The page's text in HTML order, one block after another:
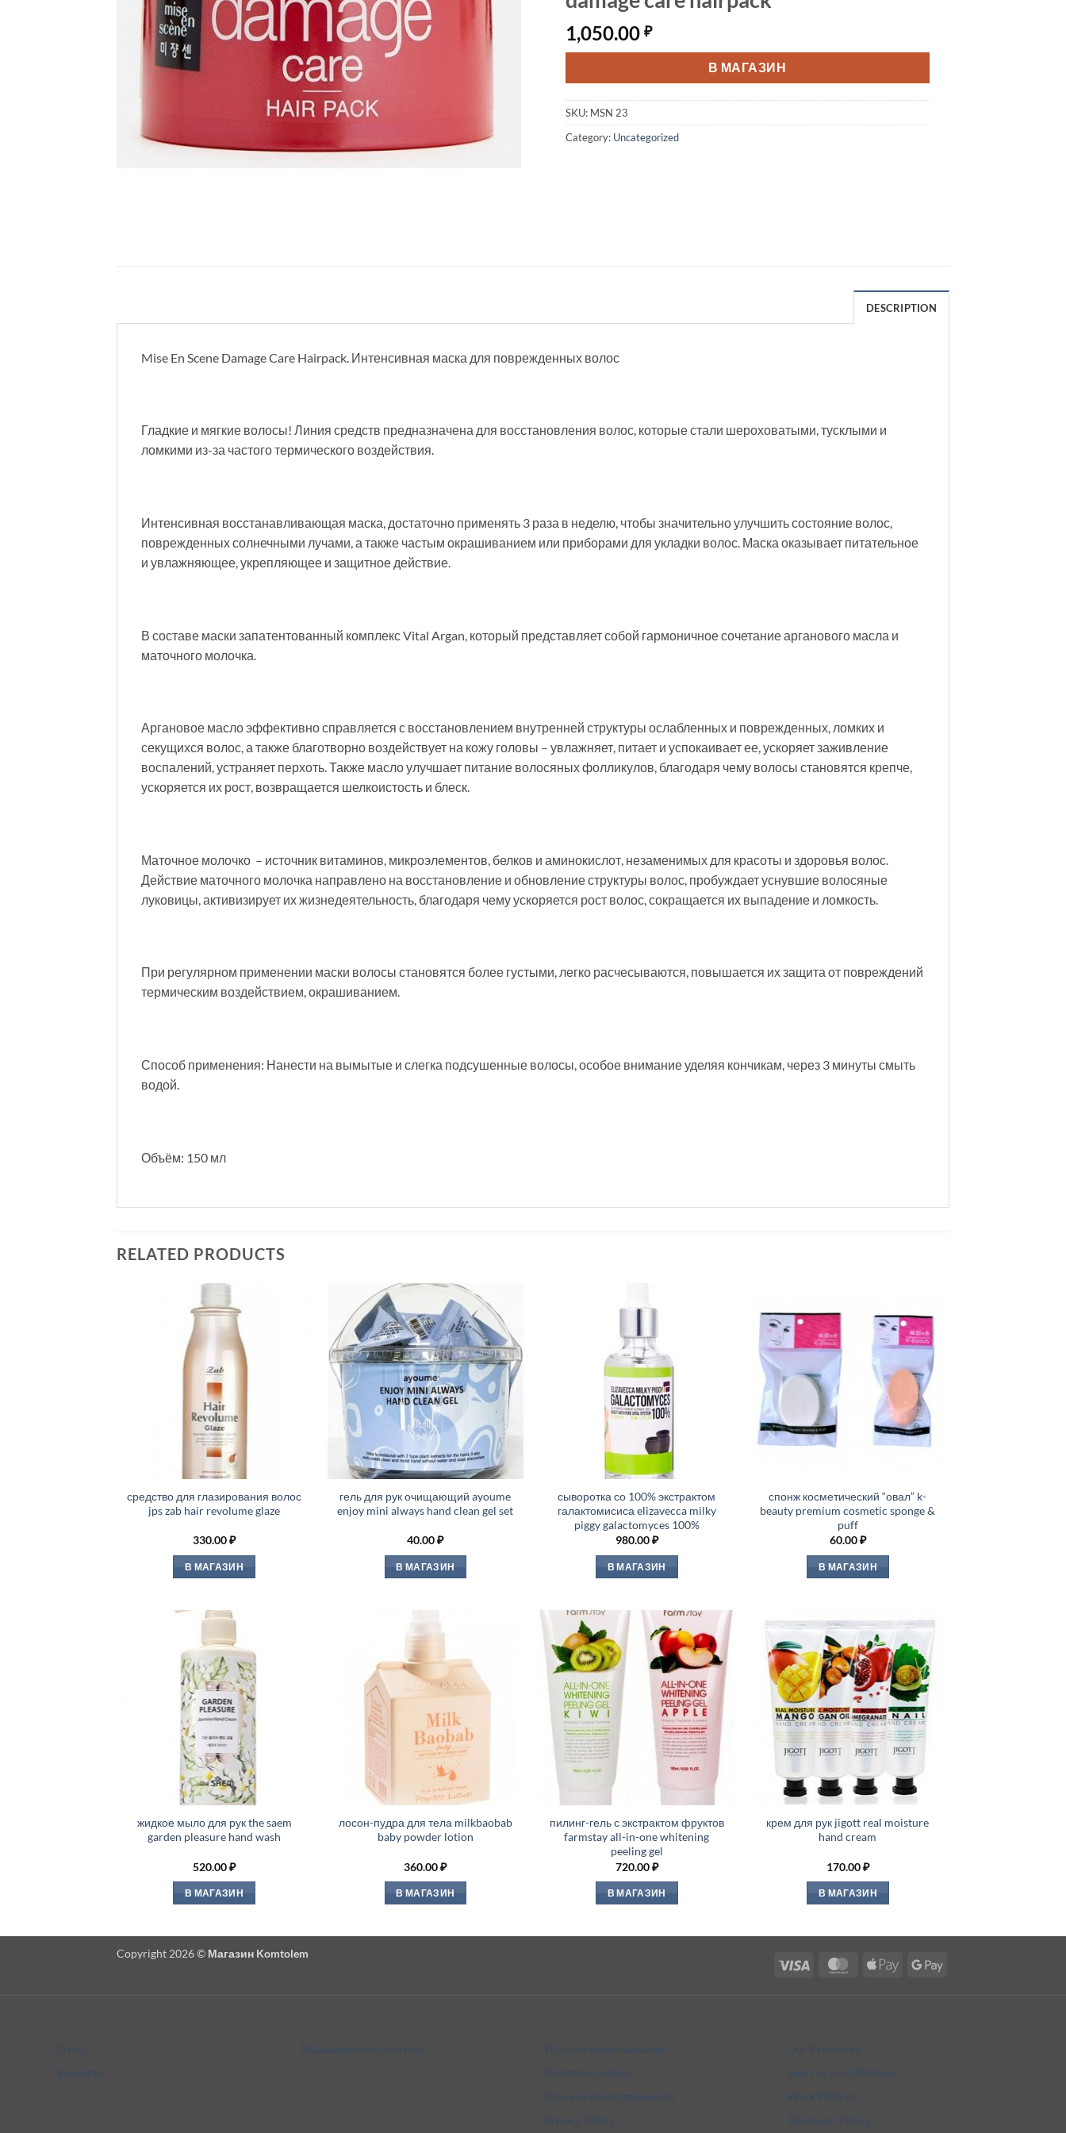
1,050.00 ₽
В МАГАЗИН
SKU: MSN 23
Category: Uncategorized
DESCRIPTION
Mise En Scene Damage Care Hairpack. Интенсивная маска для поврежденных волос
Гладкие и мягкие волосы! Линия средств предназначена для восстановления волос, которые стали шероховатыми, тусклыми и
ломкими из-за частого термического воздействия.
Интенсивная восстанавливающая маска, достаточно применять 3 раза в неделю, чтобы значительно улучшить состояние волос,
поврежденных солнечными лучами, а также частым окрашиванием или приборами для укладки волос. Маска оказывает питательное
и увлажняющее, укрепляющее и защитное действие.
В составе маски запатентованный комплекс Vital Argan, который представляет собой гармоничное сочетание арганового масла и
маточного молочка.
Аргановое масло эффективно справляется с восстановлением внутренней структуры ослабленных и поврежденных, ломких и
секущихся волос, а также благотворно воздействует на кожу головы – увлажняет, питает и успокаивает ее, ускоряет заживление
воспалений, устраняет перхоть. Также масло улучшает питание волосяных фолликулов, благодаря чему волосы становятся крепче,
ускоряется их рост, возвращается шелкоистость и блеск.
Маточное молочко – источник витаминов, микроэлементов, белков и аминокислот, незаменимых для красоты и здоровья волос.
Действие маточного молочка направлено на восстановление и обновление структуры волос, пробуждает уснувшие волосяные
луковицы, активизирует их жизнедеятельность, благодаря чему ускоряется рост волос, сокращается их выпадение и ломкость.
При регулярном применении маски волосы становятся более густыми, легко расчесываются, повышается их защита от повреждений
термическим воздействием, окрашиванием.
Способ применения: Нанести на вымытые и слегка подсушенные волосы, особое внимание уделяя кончикам, через 3 минуты смыть
водой.
Объём: 150 мл
RELATED PRODUCTS
средство для глазирования волос
jps zab hair revolume glaze
330.00₽
В МАГАЗИН
гель для рук очищающий ayoume
enjoy mini always hand clean gel set
40.00₽
В МАГАЗИН
сыворотка со 100% экстрактом
галактомисиса elizavecca milky
piggy galactomyces 100%
980.00₽
В МАГАЗИН
спонж косметический “овал” k-
beauty premium cosmetic sponge &
puff
60.00₽
В МАГАЗИН
жидкое мыло для рук the saem
garden pleasure hand wash
520.00₽
В МАГАЗИН
лосон-пудра для тела milkbaobab
baby powder lotion
360.00₽
В МАГАЗИН
пилинг-гель с экстрактом фруктов
farmstay all-in-one whitening
peeling gel
720.00₽
В МАГАЗИН
крем для рук jigott real moisture
hand cream
170.00₽
В МАГАЗИН
Visa MasterCardApple
Google
Copyright 2026 © Магазин Komtolem
О нас
Контакты
Редакционная политика
Условия использования
Политика cookies
Отказ от ответственности
Privacy Policy
Our Principles
Sources and Citations
Work With Us
Takedown Policy